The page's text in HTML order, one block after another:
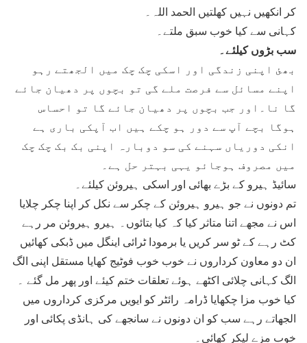
کر انکھیں نہیں کھلتیں الحمد اللہ۔
کہانی سے کیا خوب سبق ملتے۔
سب بڑوں کیلئے۔
بھئ اپنی زندگی اور اسکی چک چک میں الجھتے رہو
اپنے مسائل سے فرصت ملے گی تو بچوں پر دھیان جائے
گا نا۔اور جب بچوں پر دھیان جائے گا تو احساس
ہوگا بچے آپ سے دور ہو چکے ہیں اب آپکی باری ہے
انکی دوریاں سہنے کی سو دوبارہ اپنی بک بک چک چک
میں مصروف ہوجائو یہی بہتر حل ہے۔
سائیڈ ہیرو کے بڑے بھائی اور اسکی ہیروئن کیلئے۔
تم دونوں نے جو ہیرو ہیروئن کے چکر سے نکل کر اپنا چکر چلایا
اس نے مجھے اتنا متاثر کیا کہ کیا بتائوں۔ ہیرو ہیروئن مر رہے
کٹ رہے کے ٹو سر کریں یا برمودا ٹرائی اینگل میں ڈبکی کھائیں
ان دو معاون کرداروں نے خوب خوب فوٹیج کھایا مستقل اپنی الگ
الگ کہانی چلائی اکٹھے ہوئے تعلقات ختم کیئے اور پھر مل گئے ۔
کیا خوب مزا چکھایا ڈرامہ رائٹر کو ایویں مرکزی کرداروں میں
الجھاتے رہے سب کو ان دونوں نے سانجھے کی ہانڈی پکائی اور
خوب مزے لیکر کھائی۔